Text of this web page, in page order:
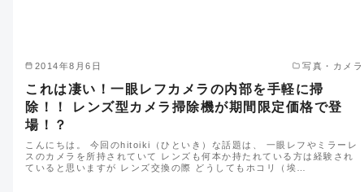
2014年8月6日 写真・カメラ
これは凄い！一眼レフカメラの内部を手軽に掃
除！！ レンズ型カメラ掃除機が期間限定価格で登
場！？
こんにちは。 今回のhitoiki（ひといき）な話題は、 一眼レフやミラーレ
スのカメラを所持されていて レンズも何本か持たれている方は経験され
ていると思いますが レンズ交換の際 どうしてもホコリ（埃…